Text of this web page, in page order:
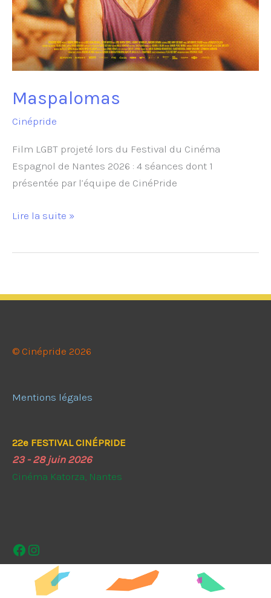
Maspalomas
Cinépride
Film LGBT projeté lors du Festival du Cinéma
Espagnol de Nantes 2026 : 4 séances dont 1
présentée par l’équipe de CinéPride
Maspalomas
Lire la suite »
© Cinépride 2026
Mentions légales
22e FESTIVAL CINÉPRIDE
23 - 28 juin 2026
Cinéma Katorza, Nantes
Facebook
Instagram